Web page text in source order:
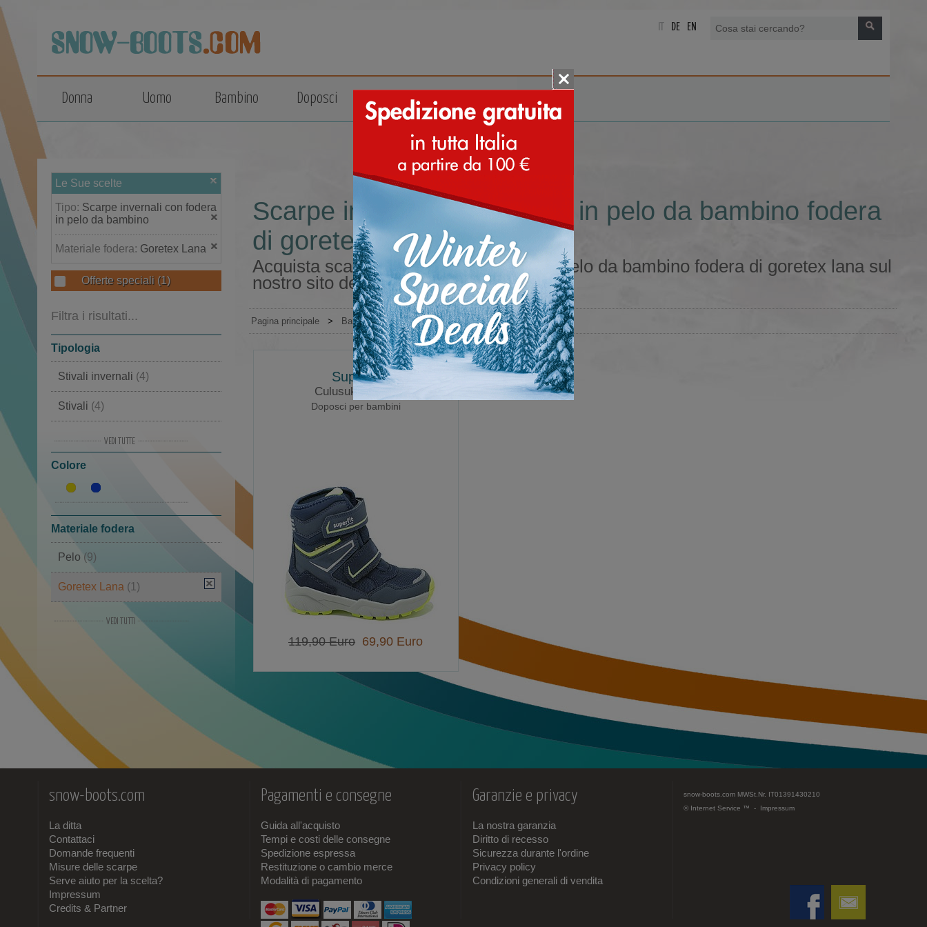
top
DE EN
Donna Uomo Bambino Doposci Accessori
Le Sue scelte
Tipo: Scarpe invernali con fodera
in pelo da bambino
Materiale fodera: Goretex Lana
Offerte speciali (1)
Filtra i risultati...
Tipologia
Stivali invernali (4)
Stivali (4)
(4)
Doposci
Scarpe invernali
Colore
Materiale fodera
Pelo (9)
Goretex Lana (1)
Idrorepellente
Goretex
Scarpe invernali con fodera in pelo da bambino fodera
di goretex lana
Acquista scarpe invernali con fodera in pelo da bambino fodera di goretex lana sul
nostro sito dedicato ai doposci
Pagina principale > Bambino > Scarpe invernali > Con fodera in pelo
Superfit
Culusuk 2 Strap
Doposci per bambini
119,90 Euro 69,90 Euro
snow-boots.com
La ditta
Contattaci
Domande frequenti
Misure delle scarpe
Serve aiuto per la scelta?
Impressum
Credits & Partner
Pagamenti e consegne
Guida all'acquisto
Tempi e costi delle consegne
Spedizione espressa
Restituzione o cambio merce
Modalità di pagamento
Garanzie e privacy
La nostra garanzia
Diritto di recesso
Sicurezza durante l'ordine
Privacy policy
Condizioni generali di vendita
snow-boots.com MWSt.Nr. IT01391430210
© Internet Service ™ - Impressum